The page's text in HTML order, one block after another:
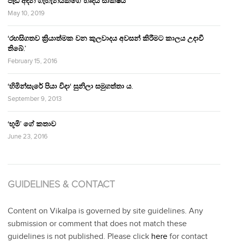
May 10, 2019
‘රහසිගතව ක්‍රියාත්මක වන කුලවාදය අවසන් කිරීමට කාලය උදාවී
තිබේ.’
February 15, 2016
‘හිමින්සැරේ පියා විදා‘ සුනිලා සමුගත්තා ය.
September 9, 2013
‘භූමි’ ගේ කතාව
June 23, 2016
GUIDELINES & CONTACT
Content on Vikalpa is governed by site guidelines. Any
submission or comment that does not match these
guidelines is not published. Please click here for contact